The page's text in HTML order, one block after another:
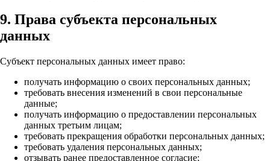
9. Права субъекта персональных
данных
Субъект персональных данных имеет право:
получать информацию о своих персональных данных;
требовать внесения изменений в свои персональные
данные;
получать информацию о предоставлении персональных
данных третьим лицам;
требовать прекращения обработки персональных данных;
требовать удаления персональных данных;
отзывать ранее предоставленное согласие;